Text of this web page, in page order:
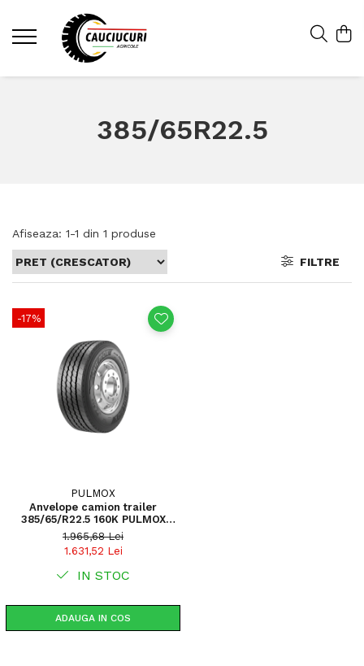
385/65R22.5
Afiseaza: 1-1 din 1 produse
FILTRE
-17%
PULMOX
Anvelope camion trailer
385/65/R22.5 160K PULMOX
PT200 TRAILER TL
1.965,68 Lei
1.631,52 Lei
IN STOC
ADAUGA IN COS